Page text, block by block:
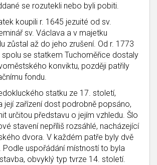
se rozutekli nebo byli pobiti.
koupili r. 1645 jezuité od sv.
sv. Václava a v majetku
zůstal až do jeho zrušení. Od r. 1773
se statkem Tuchoměřice dostaly
konviktu, později patřily
fondu.
statku ze 17. století,
její zařízení dost podrobně popsáno,
určitou představu o jejím vzhledu. Šlo
stavení nepříliš rozsáhlé, nacházející
dvora. V každém patře byly dvě
Podle uspořádání místností to byla
obvyklý typ tvrze 14. století.